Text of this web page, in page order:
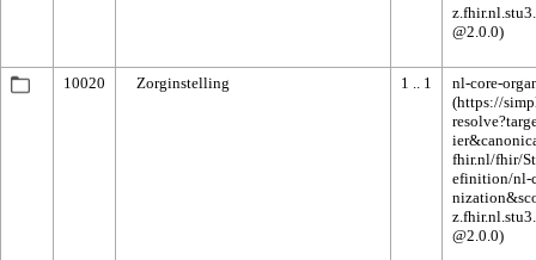
10020 Zorginstelling 1 .. 1 nl-core-